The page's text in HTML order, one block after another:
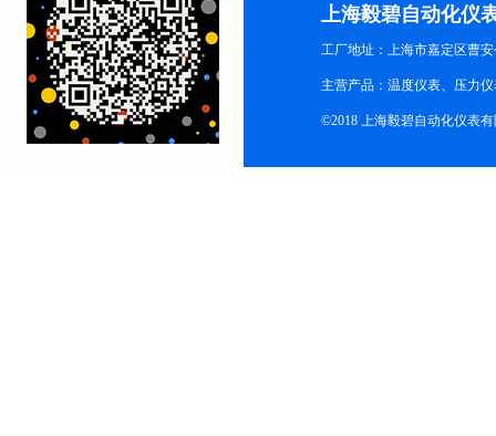
上海毅碧自动化仪
工厂地址：上海市嘉定区曹安
主营产品：温度仪表、压力
©2018 上海毅碧自动化仪表